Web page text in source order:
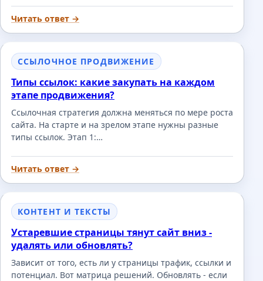
Читать ответ →
ССЫЛОЧНОЕ ПРОДВИЖЕНИЕ
Типы ссылок: какие закупать на каждом
этапе продвижения?
Ссылочная стратегия должна меняться по мере роста
сайта. На старте и на зрелом этапе нужны разные
типы ссылок. Этап 1:…
Читать ответ →
КОНТЕНТ И ТЕКСТЫ
Устаревшие страницы тянут сайт вниз -
удалять или обновлять?
Зависит от того, есть ли у страницы трафик, ссылки и
потенциал. Вот матрица решений. Обновлять - если